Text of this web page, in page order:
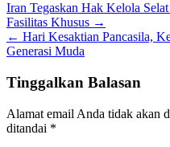
Iran Tegaskan Hak Kelola
Fasilitas Khusus →
← Hari Kesaktian Pancasila,
Generasi Muda
Tinggalkan Balasan
Alamat email Anda tidak akan
ditandai *